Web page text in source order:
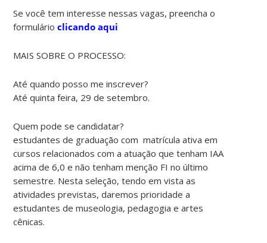
Se você tem interesse nessas vagas, preencha o
formulárioclicando aqui
MAIS SOBRE O PROCESSO:
Até quando posso me inscrever?
Até quinta feira, 29 de setembro.
Quem pode se candidatar?
estudantes de graduação com matrícula ativa em
cursos relacionados com a atuação que tenham IAA
acima de 6,0 e não tenham menção FI no último
semestre. Nesta seleção, tendo em vista as
atividades previstas, daremos prioridade a
estudantes de museologia, pedagogia e artes
cênicas.